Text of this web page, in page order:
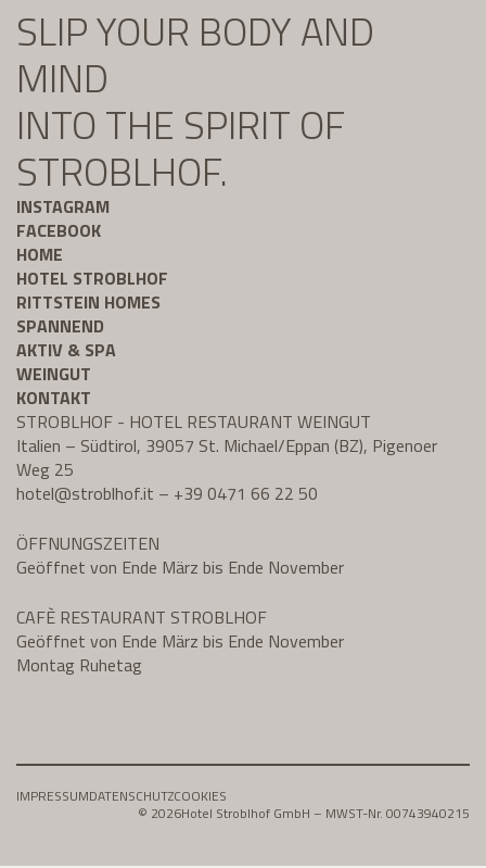
SLIP YOUR BODY AND
MIND
INTO THE SPIRIT OF
STROBLHOF.
INSTAGRAM
FACEBOOK
HOME
HOTEL STROBLHOF
RITTSTEIN HOMES
SPANNEND
AKTIV & SPA
WEINGUT
KONTAKT
STROBLHOF - HOTEL RESTAURANT WEINGUT
Italien – Südtirol, 39057 St. Michael/Eppan (BZ), Pigenoer
Weg 25
hotel@stroblhof.it – +39 0471 66 22 50
ÖFFNUNGSZEITEN
Geöffnet von Ende März bis Ende November
CAFÈ RESTAURANT STROBLHOF
Geöffnet von Ende März bis Ende November
Montag Ruhetag
IMPRESSUMDATENSCHUTZCOOKIES
© 2026Hotel Stroblhof GmbH – MWST-Nr. 00743940215